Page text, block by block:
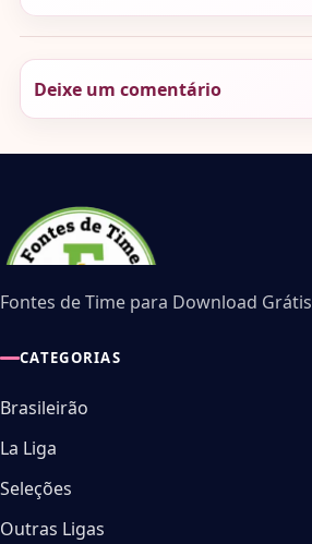
Deixe um comentário
Fontes de Time para Download Grátis
CATEGORIAS
Brasileirão
La Liga
Seleções
Outras Ligas